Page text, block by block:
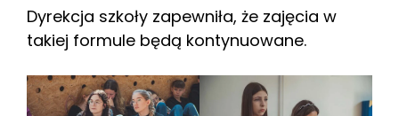
Dyrekcja szkoły zapewniła, że zajęcia w
takiej formule będą kontynuowane.